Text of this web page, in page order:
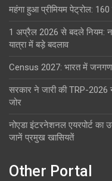
महंगा हुआ प्रीमियम पेट्रोल:
1 अप्रैल 2026 से बदले नियम:
यात्रा में बड़े बदलाव
Census 2027: भारत में
सरकार ने जारी की TRP-
जोर
नोएडा इंटरनेशनल एयरपोर्ट का
जानें प्रमुख खासियतें
Other Portal